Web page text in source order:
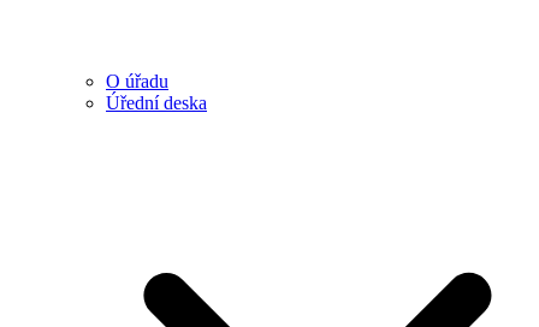
O úřadu
Úřední deska